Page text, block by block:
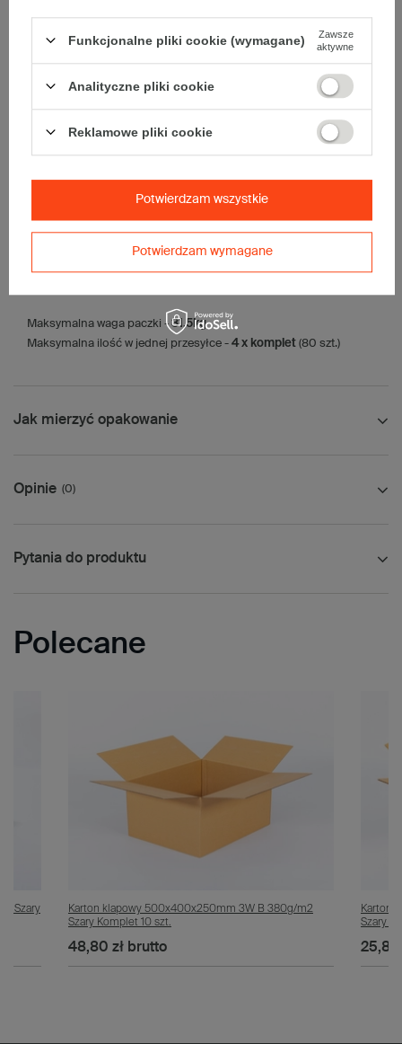
• tektura falista:3-warstwowa
• fala:B
• gramatura: 400 g/m2
Dodatkowe:
• waga jednostkowa (+/-5%):283 g
• typ fefco:F0201
• Poczta Polska Paczka A
• Pocztex M
Maksymalna waga paczki -31,5kg
Maksymalna ilość w jednej przesyłce - 4 x komplet (80 szt.)
Jak mierzyć opakowanie
Opinie (0)
Pytania do produktu
Polecane
Szary
Karton klapowy 500x400x250mm 3W B 380g/m2
Szary Komplet 10 szt.
48,80 złbrutto
Karton
Szary
25,80
Funkcjonalne pliki cookie (wymagane)
Zawsze
aktywne
Analityczne pliki cookie
Reklamowe pliki cookie
Potwierdzam wymagane
Potwierdzam wszystkie